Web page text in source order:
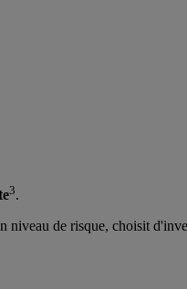
3.
de risque, choisit